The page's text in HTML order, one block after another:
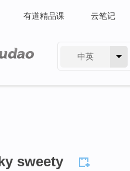
有道精品课 云笔记
中英
sweety